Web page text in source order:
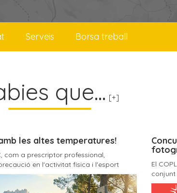
Serveis Borsa treball
que... [+]
les altes temperatures!
com a prescriptor professional,
en l'activitat física i l'esport
El
conjunt